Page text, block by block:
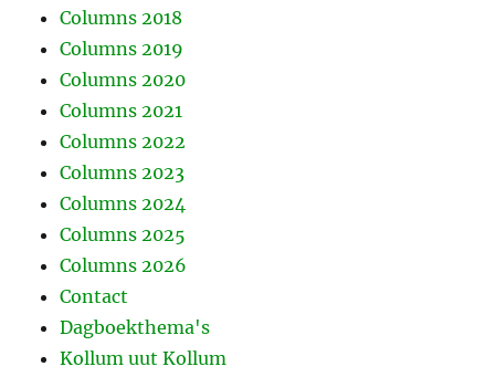
Columns 2018
Columns 2019
Columns 2020
Columns 2021
Columns 2022
Columns 2023
Columns 2024
Columns 2025
Columns 2026
Contact
Dagboekthema's
Kollum uut Kollum